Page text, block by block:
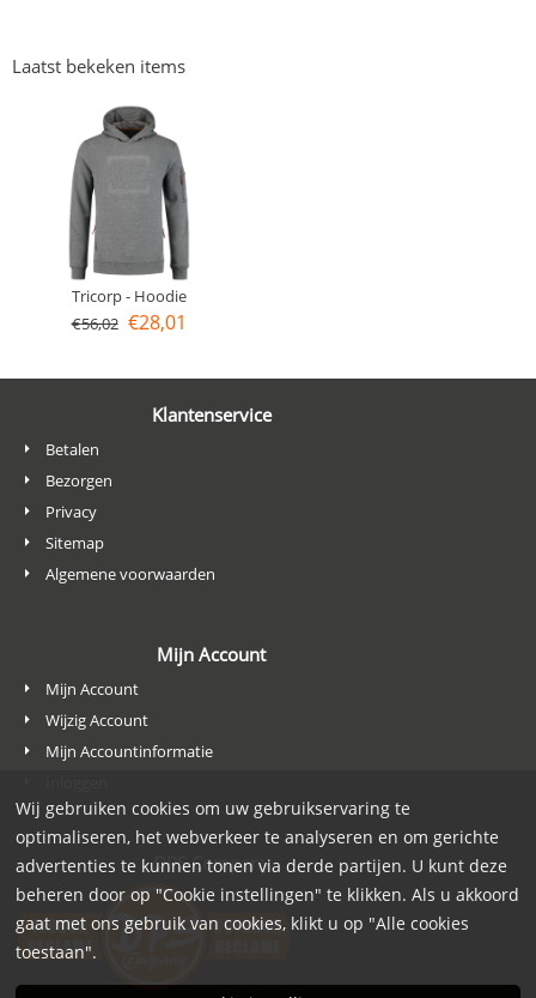
Laatst bekeken items
Tricorp - Hoodie
€56,02 €28,01
Klantenservice
Betalen
Bezorgen
Privacy
Sitemap
Algemene voorwaarden
Mijn Account
Mijn Account
Wijzig Account
Mijn Accountinformatie
DPS Company
Wij gebruiken cookies om uw gebruikservaring te
optimaliseren, het webverkeer te analyseren en om gerichte
advertenties te kunnen tonen via derde partijen. U kunt deze
beheren door op "Cookie instellingen" te klikken. Als u akkoord
gaat met ons gebruik van cookies, klikt u op "Alle cookies
toestaan".